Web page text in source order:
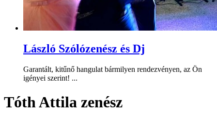
László Szólózenész és Dj
Garantált, kitűnő hangulat bármilyen rendezvényen, az Ön
igényei szerint! ...
Tóth Attila zenész